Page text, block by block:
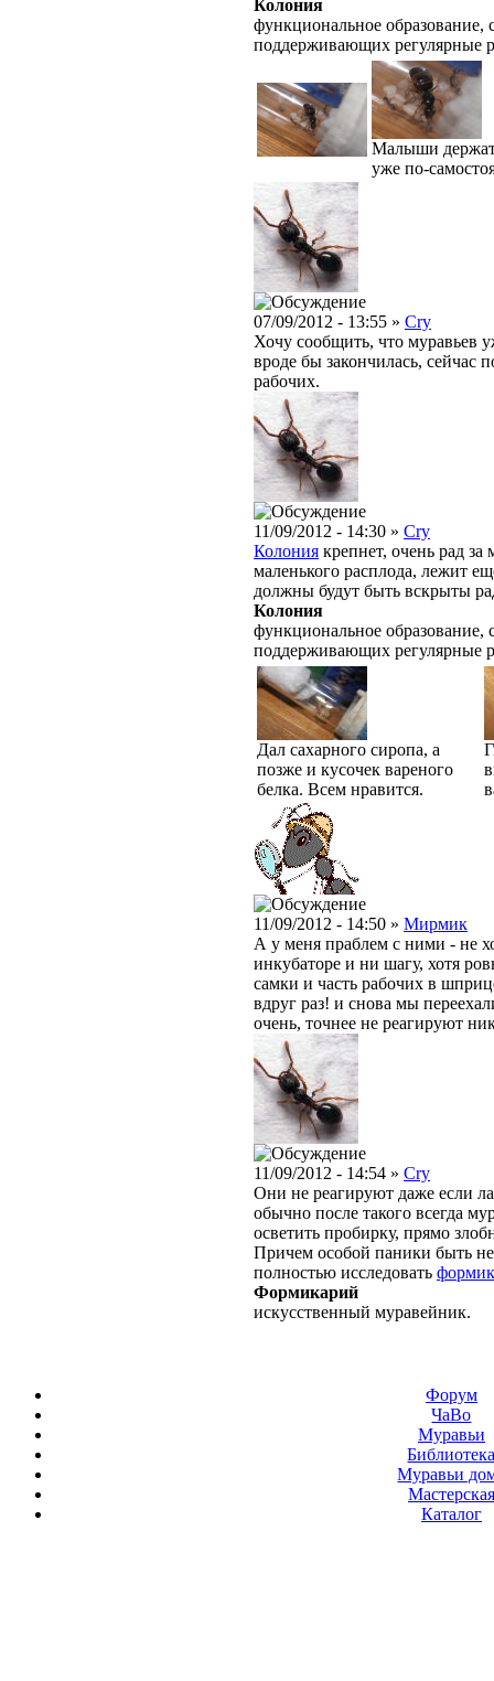
Колония
функциональное образование,
поддерживающих регулярные
Малыши
уже по-
07/09/2012 - 13:55 » Cry
Хочу сообщить, что муравьев
вроде бы закончилась,
рабочих.
11/09/2012 - 14:30 » Cry
Колония крепнет, очень рад
маленького расплода, лежит
должны будут быть вскрыты
Колония
функциональное образование,
поддерживающих регулярные
Дал сахарного сиропа, а
позже и кусочек вареного
белка. Всем нравится.
11/09/2012 - 14:50 » Мирмик
А у меня праблем с ними - не
инкубаторе и ни шагу, хотя
самки и часть рабочих в
вдруг раз! и снова мы
очень, точнее не реагируют
11/09/2012 - 14:54 » Cry
Они не реагируют даже если
обычно после такого всегда
осветить пробирку, прямо
Причем особой паники быть
полностью исследовать
Формикарий
искусственный муравейник.
Форум
ЧаВо
Муравьи
Муравьи
Мастерская
Каталог